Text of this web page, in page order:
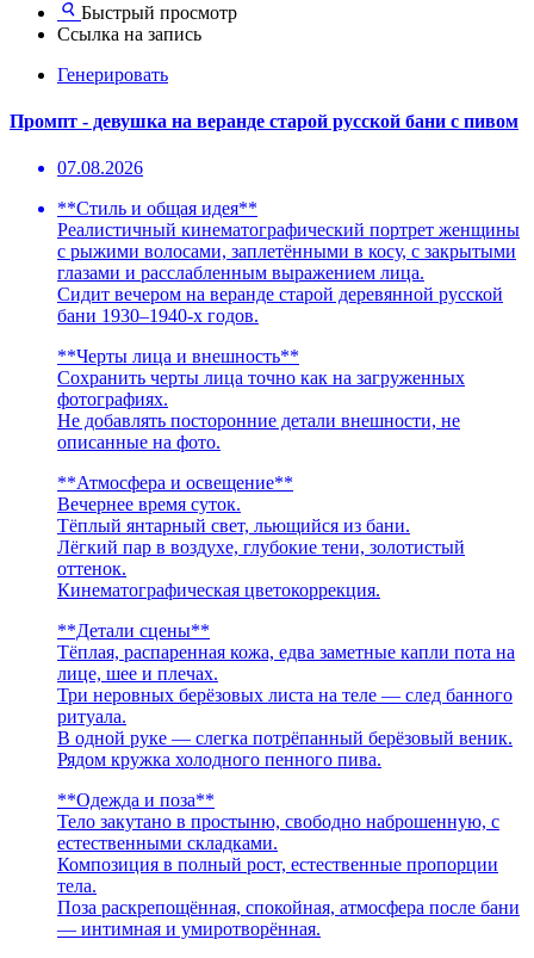
Быстрый просмотр
Ссылка на запись
Генерировать
Промпт - девушка на веранде старой русской бани с пивом
07.08.2026
**Стиль и общая идея**
Реалистичный кинематографический портрет женщины
с рыжими волосами, заплетёнными в косу, с закрытыми
глазами и расслабленным выражением лица.
Сидит вечером на веранде старой деревянной русской
бани 1930–1940-х годов.
**Черты лица и внешность**
Сохранить черты лица точно как на загруженных
фотографиях.
Не добавлять посторонние детали внешности, не
описанные на фото.
**Атмосфера и освещение**
Вечернее время суток.
Тёплый янтарный свет, льющийся из бани.
Лёгкий пар в воздухе, глубокие тени, золотистый
оттенок.
Кинематографическая цветокоррекция.
**Детали сцены**
Тёплая, распаренная кожа, едва заметные капли пота на
лице, шее и плечах.
Три неровных берёзовых листа на теле — след банного
ритуала.
В одной руке — слегка потрёпанный берёзовый веник.
Рядом кружка холодного пенного пива.
**Одежда и поза**
Тело закутано в простыню, свободно наброшенную, с
естественными складками.
Композиция в полный рост, естественные пропорции
тела.
Поза раскрепощённая, спокойная, атмосфера после бани
— интимная и умиротворённая.